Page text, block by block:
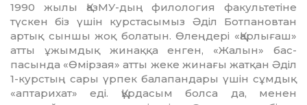
1990 жылы ҚазМУ-дың филология фа­культетіне
түскен біз үшін курстасымыз Әділ Ботпановтан
артық сыншы жоқ болатын. Өлеңдері «Қарлығаш»
атты ұжым­дық жинаққа енген, «Жалын» бас­
пасында «Өмірзая» атты жеке жинағы жатқан Әділ
1-курстың сары үрпек балапандары үшін сұмдық
«аптарихат» еді. Құрдасым болса да, менен